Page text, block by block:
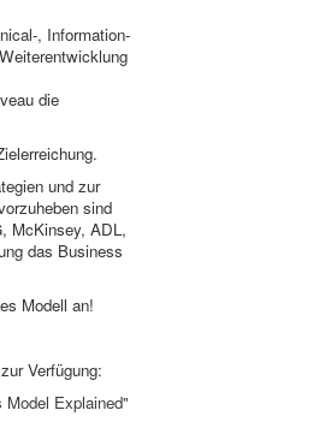
, Information-
die
und zur
sind
McKinsey, ADL,
das Business
Modell an!
Verfügung:
Explained"